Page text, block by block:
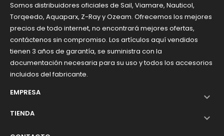
Somos distribuidores oficiales de Sail, Viamare, Nauticol,
Torqeedo, Aquaparx, Z-Ray y Ozeam. Ofrecemos los mejores
precios de todo internet, no encontrará mejores ofertas,
contáctenos sin compromiso. Los artículos aquí vendidos
tienen 3 años de garantía, se suministra con la
documentación necesaria para su uso y todos los accesorios
incluidos del fabricante.
EMPRESA

TIENDA 